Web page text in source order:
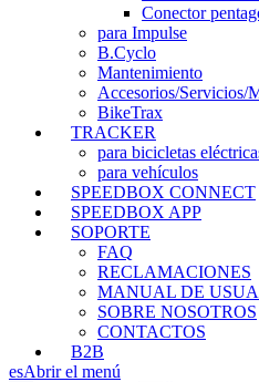
Conector
para Impulse
B.Cyclo
Mantenimiento
Accesorios/Servicios/
BikeTrax
TRACKER
para bicicletas
para vehículos
SPEEDBOX CONNECT
SPEEDBOX APP
SOPORTE
FAQ
RECLAMACIONES
MANUAL DE
SOBRE NOSOTROS
CONTACTOS
B2B
esAbrir el menú